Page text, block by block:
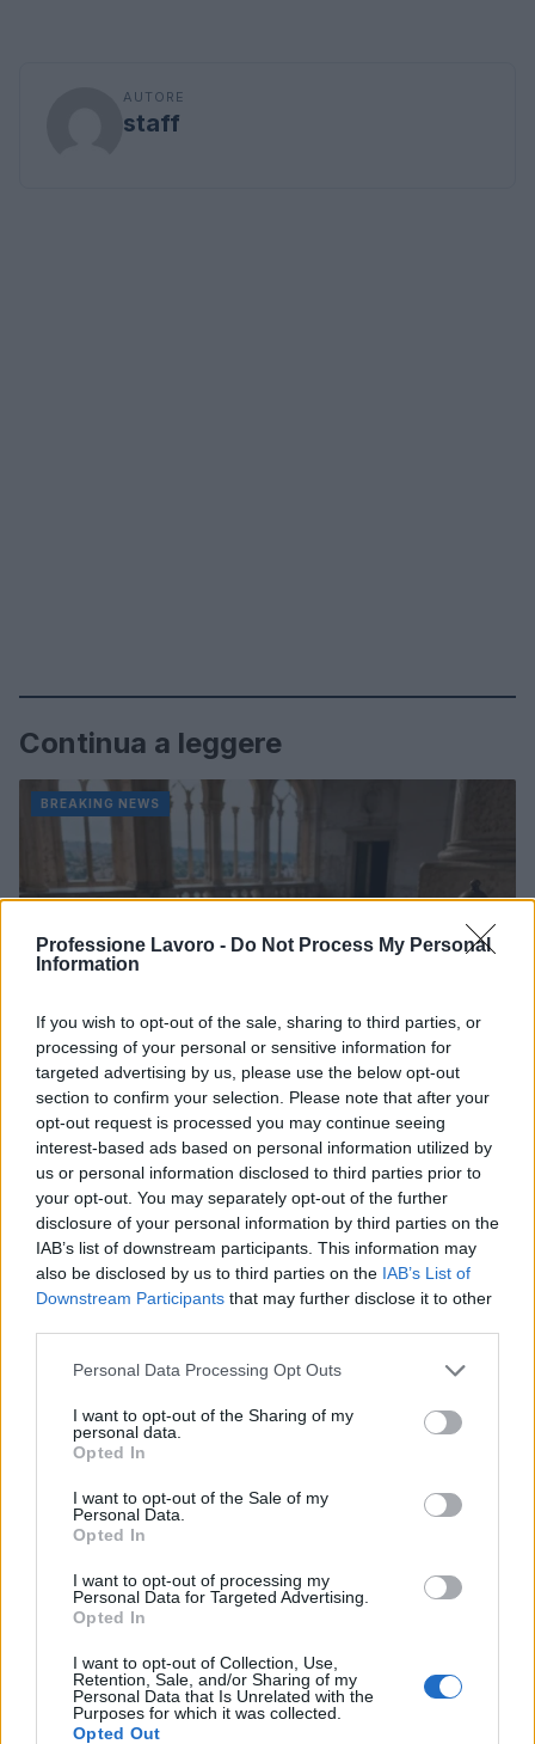
Professione Lavoro - Do Not Process My Personal
Information
If you wish to opt-out of the sale, sharing to third parties, or
processing of your personal or sensitive information for
targeted advertising by us, please use the below opt-out
section to confirm your selection. Please note that after your
opt-out request is processed you may continue seeing
interest-based ads based on personal information utilized by
us or personal information disclosed to third parties prior to
your opt-out. You may separately opt-out of the further
disclosure of your personal information by third parties on the
IAB’s list of downstream participants. This information may
also be disclosed by us to third parties on the IAB’s List of
Downstream Participants that may further disclose it to other
Please note that this website/app uses one or more Google
not limited to your visit or usage behaviour. You may click to
grant or deny consent to Google and its third-party tags to
use your data for below specified purposes in below Google
consent section.
Personal Data Processing Opt Outs
I want to opt-out of the Sharing of my
personal data.
Opted In
I want to opt-out of the Sale of my
Personal Data.
Opted In
I want to opt-out of processing my
Personal Data for Targeted Advertising.
Opted In
I want to opt-out of Collection, Use,
Retention, Sale, and/or Sharing of my
Personal Data that Is Unrelated with the
Purposes for which it was collected.
Opted Out
AUTORE
staff
Continua a leggere
BREAKING NEWS
La candidatura di Irsina per Capitale Italiana della
Cultura 2029
Susanna Riva · 5 Ago 2026
BREAKING NEWS
Multe ai genitori per i colloqui saltati: la decisione di
Bolzano
Paolo Mariani · 4 Ago 2026
BREAKING NEWS